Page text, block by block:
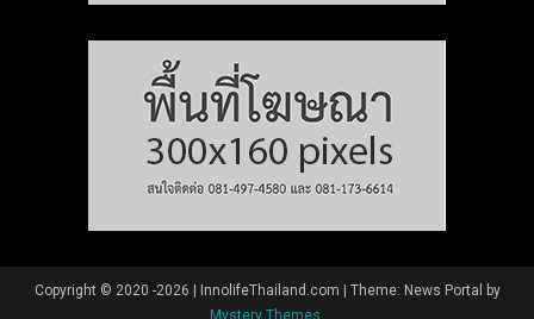
Copyright © 2020 -2026 | InnolifeThailand.com
Theme: News Portal by
Mystery Themes